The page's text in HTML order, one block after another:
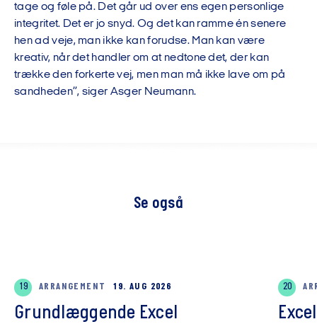
tage og føle på. Det går ud over ens egen personlige
integritet. Det er jo snyd. Og det kan ramme én senere
hen ad veje, man ikke kan forudse. Man kan være
kreativ, når det handler om at nedtone det, der kan
trække den forkerte vej, men man må ikke lave om på
sandheden”, siger Asger Neumann.
Se også
19 ARRANGEMENT 19. AUG 2026
Grundlæggende Excel
20